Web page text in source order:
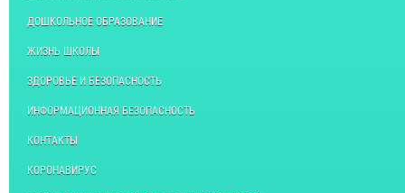
ДОШКОЛЬНОЕ ОБРАЗОВАНИЕ
ЖИЗНЬ ШКОЛЫ
ЗДОРОВЬЕ И БЕЗОПАСНОСТЬ
ИНФОРМАЦИОННАЯ БЕЗОПАСНОСТЬ
КОНТАКТЫ
КОРОНАВИРУС